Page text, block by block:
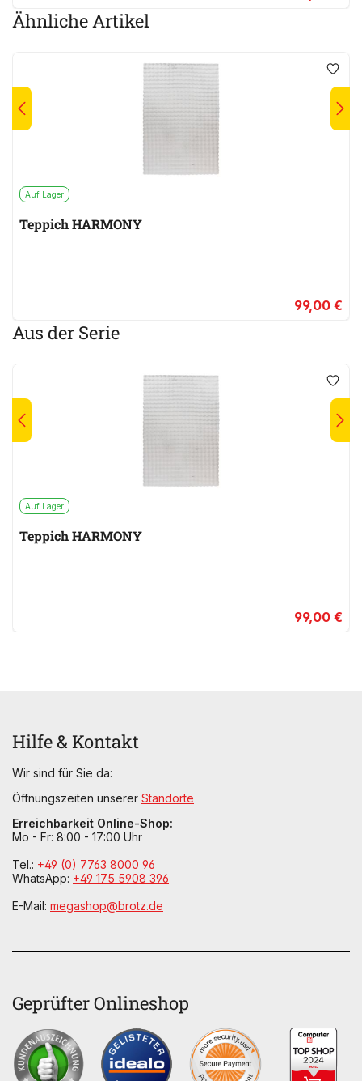
Ähnliche Artikel
Auf Lager
Teppich HARMONY
99,00 €
Aus der Serie
Auf Lager
Teppich HARMONY
99,00 €
Hilfe & Kontakt
Wir sind für Sie da:
Öffnungszeiten unserer Standorte
Erreichbarkeit Online-Shop:
Mo - Fr: 8:00 - 17:00 Uhr
Tel.: +49 (0) 7763 8000 96
WhatsApp: +49 175 5908 396
E-Mail: megashop@brotz.de
Geprüfter Onlineshop